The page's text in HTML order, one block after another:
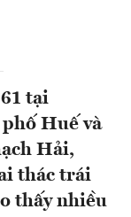
tại
Huế và
Hải,
thác trái
thấy nhiều